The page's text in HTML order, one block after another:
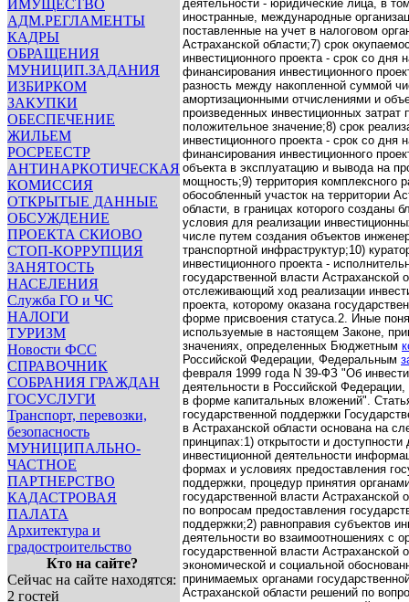
ИМУЩЕСТВО
АДМ.РЕГЛАМЕНТЫ
КАДРЫ
ОБРАЩЕНИЯ
МУНИЦИП.ЗАДАНИЯ
ИЗБИРКОМ
ЗАКУПКИ
ОБЕСПЕЧЕНИЕ
ЖИЛЬЕМ
РОСРЕЕСТР
АНТИНАРКОТИЧЕСКАЯ
КОМИССИЯ
ОТКРЫТЫЕ ДАННЫЕ
ОБСУЖДЕНИЕ
ПРОЕКТА СКИОВО
СТОП-КОРРУПЦИЯ
ЗАНЯТОСТЬ
НАСЕЛЕНИЯ
Служба ГО и ЧС
НАЛОГИ
ТУРИЗМ
Новости ФСС
СПРАВОЧНИК
СОБРАНИЯ ГРАЖДАН
ГОСУСЛУГИ
Транспорт, перевозки,
безопасность
МУНИЦИПАЛЬНО-
ЧАСТНОЕ
ПАРТНЕРСТВО
КАДАСТРОВАЯ
ПАЛАТА
Архитектура и
градостроительство
Кто на сайте?
Сейчас на сайте находятся:
2 гостей
деятельности - юридические лица, в
иностранные, международные
поставленные на учет в налоговом
Астраханской области;7) срок
инвестиционного проекта - срок со дня
финансирования инвестиционного
разность между накопленной суммой
амортизационными отчислениями и
произведенных инвестиционных затрат
положительное значение;8) срок
инвестиционного проекта - срок со дня
финансирования инвестиционного
объекта в эксплуатацию и вывода на
мощность;9) территория комплексного
обособленный участок на территории
области, в границах которого созданы
условия для реализации
числе путем создания объектов
транспортной инфраструктур;10)
инвестиционного проекта -
государственной власти Астраханской
отслеживающий ход реализации
проекта, которому оказана
форме присвоения статуса.2. Иные
используемые в настоящем Законе,
значениях, определенных Бюджетным
Российской Федерации, Федеральным
февраля 1999 года N 39-ФЗ "Об
деятельности в Российской
в форме капитальных вложений".
государственной поддержки
в Астраханской области основана на
принципах:1) открытости и доступности
инвестиционной деятельности
формах и условиях предоставления
поддержки, процедур принятия
государственной власти Астраханской
по вопросам предоставления
поддержки;2) равноправия субъектов
деятельности во взаимоотношениях с
государственной власти Астраханской
экономической и социальной
принимаемых органами
Астраханской области решений по